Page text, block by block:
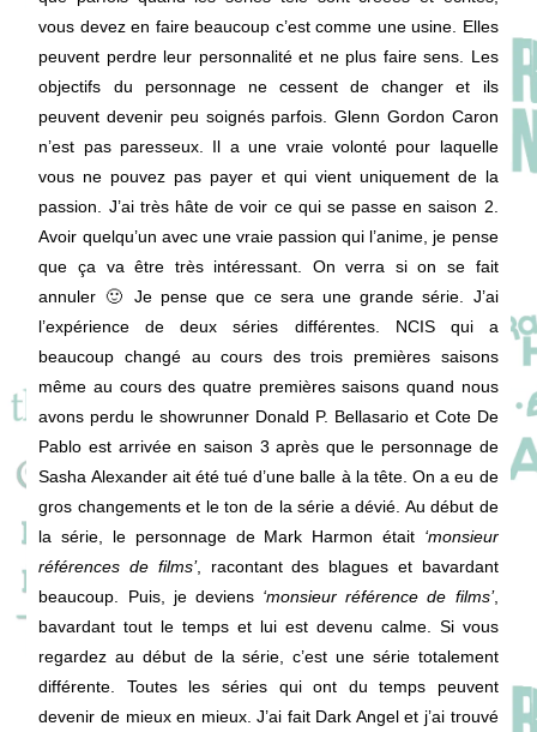
vous devez en faire beaucoup c’est comme une usine. Elles
peuvent perdre leur personnalité et ne plus faire sens. Les
objectifs du personnage ne cessent de changer et ils
peuvent devenir peu soignés parfois. Glenn Gordon Caron
n’est pas paresseux. Il a une vraie volonté pour laquelle
vous ne pouvez pas payer et qui vient uniquement de la
passion. J’ai très hâte de voir ce qui se passe en saison 2.
Avoir quelqu’un avec une vraie passion qui l’anime, je pense
que ça va être très intéressant. On verra si on se fait
annuler 🙂 Je pense que ce sera une grande série. J’ai
l’expérience de deux séries différentes. NCIS qui a
beaucoup changé au cours des trois premières saisons
même au cours des quatre premières saisons quand nous
avons perdu le showrunner Donald P. Bellasario et Cote De
Pablo est arrivée en saison 3 après que le personnage de
Sasha Alexander ait été tué d’une balle à la tête. On a eu de
gros changements et le ton de la série a dévié. Au début de
la série, le personnage de Mark Harmon était‘monsieur
références de films’, racontant des blagues et bavardant
beaucoup. Puis, je deviens ‘monsieur référence de films’,
bavardant tout le temps et lui est devenu calme. Si vous
regardez au début de la série, c’est une série totalement
différente. Toutes les séries qui ont du temps peuvent
devenir de mieux en mieux. J’ai fait Dark Angel et j’ai trouvé